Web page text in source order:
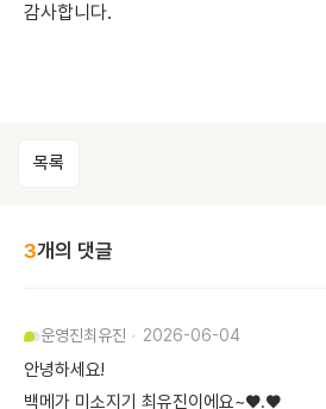
감사합니다.
목록
3개의 댓글
운영진최유진 2026-06-04
안녕하세요!
백메가 미소지기 최유진이에요~♥.♥